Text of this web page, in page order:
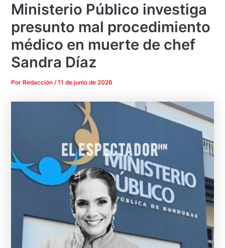
Ministerio Público investiga
presunto mal procedimiento
médico en muerte de chef
Sandra Díaz
Por Redacción/11 de junio de 2026